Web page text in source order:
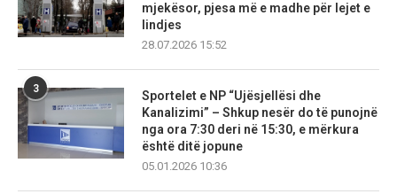
mjekësor, pjesa më e madhe për lejet e
lindjes
28.07.2026 15:52
3
Sportelet e NP “Ujësjellësi dhe
Kanalizimi” – Shkup nesër do të punojnë
nga ora 7:30 deri në 15:30, e mërkura
është ditë jopune
05.01.2026 10:36